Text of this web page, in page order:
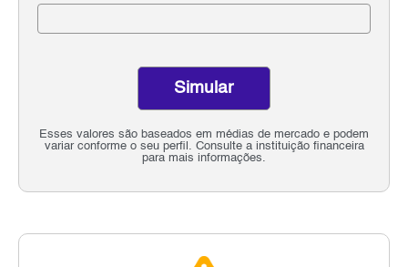
Esses valores são baseados em médias de mercado e podem
variar conforme o seu perfil. Consulte a instituição financeira
para mais informações.
Simular